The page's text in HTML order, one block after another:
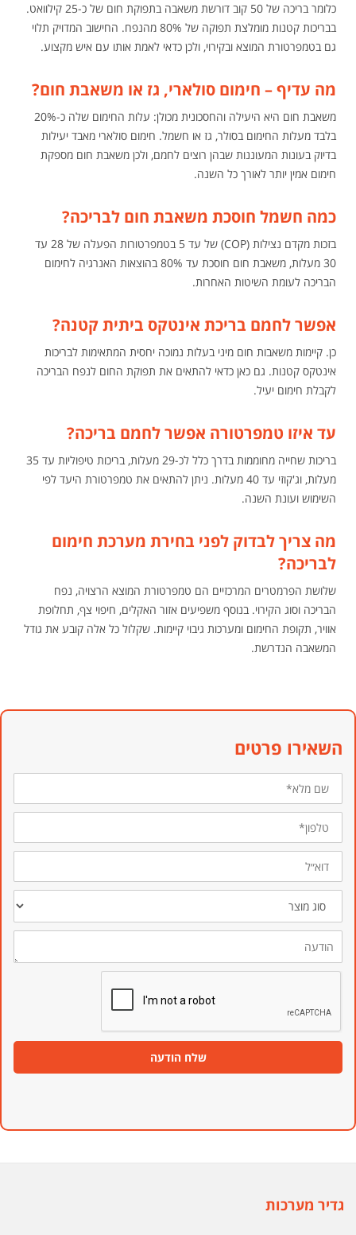
כלומר בריכה של 50 קוב דורשת משאבה בתפוקת חום של כ-25 קילוואט.
בבריכות קטנות מומלצת תפוקה של 80% מהנפח. החישוב המדויק תלוי
גם בטמפרטורת המוצא ובקירוי, ולכן כדאי לאמת אותו עם איש מקצוע.
מה עדיף – חימום סולארי, גז או משאבת חום?
משאבת חום היא היעילה והחסכונית מכולן: עלות החימום שלה כ-20%
בלבד מעלות החימום בסולר, גז או חשמל. חימום סולארי מאבד יעילות
בדיוק בעונות המעוננות שבהן רוצים לחמם, ולכן משאבת חום מספקת
חימום אמין יותר לאורך כל השנה.
כמה חשמל חוסכת משאבת חום לבריכה?
בזכות מקדם נצילות (COP) של עד 5 בטמפרטורות הפעלה של 28 עד
30 מעלות, משאבת חום חוסכת עד 80% בהוצאות האנרגיה לחימום
הבריכה לעומת השיטות האחרות.
אפשר לחמם בריכת אינטקס ביתית קטנה?
כן. קיימות משאבות חום מיני בעלות נמוכה יחסית המתאימות לבריכות
אינטקס קטנות. גם כאן כדאי להתאים את תפוקת החום לנפח הבריכה
לקבלת חימום יעיל.
עד איזו טמפרטורה אפשר לחמם בריכה?
בריכות שחייה מחוממות בדרך כלל לכ-29 מעלות, בריכות טיפוליות עד 35
מעלות, וג'קוזי עד 40 מעלות. ניתן להתאים את טמפרטורת היעד לפי
השימוש ועונת השנה.
מה צריך לבדוק לפני בחירת מערכת חימום
לבריכה?
שלושת הפרמטרים המרכזיים הם טמפרטורת המוצא הרצויה, נפח
הבריכה וסוג הקירוי. בנוסף משפיעים אזור האקלים, חיפוי צף, תחלופת
אוויר, תקופת החימום ומערכות גיבוי קיימות. שקלול כל אלה קובע את גודל
המשאבה הנדרשת.
השאירו פרטים
שם
מלא*
טלפון*
דוא״ל
סוג
מוצר
הודעה
שלח הודעה
גדיר מערכות